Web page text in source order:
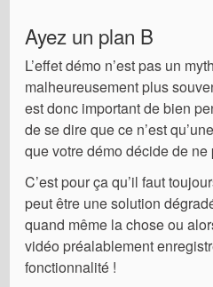
Ayez un plan B
L’effet démo n’est pas un
malheureusement plus
est donc important de bien
de se dire que ce n’est
que votre démo décide de ne
C’est pour ça qu’il faut
peut être une solution
quand même la chose ou
vidéo préalablement
fonctionnalité !